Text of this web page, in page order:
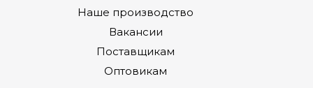
Наше производство
Вакансии
Поставщикам
Оптовикам